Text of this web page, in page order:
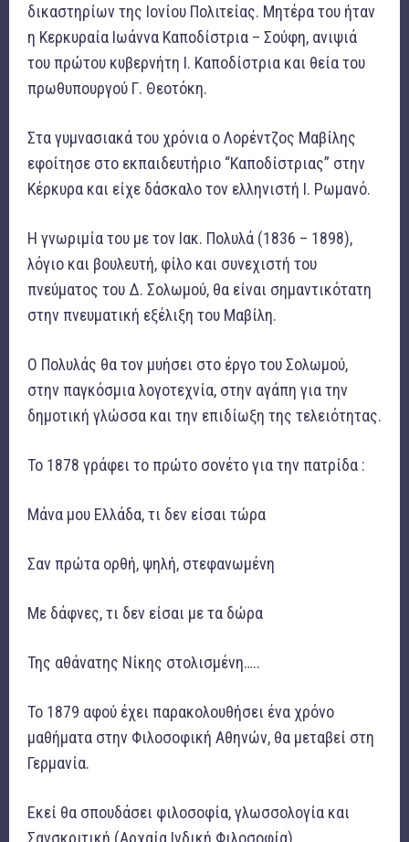
δικαστηρίων της Ιονίου Πολιτείας. Μητέρα του ήταν
η Κερκυραία Ιωάννα Καποδίστρια – Σούφη, ανιψιά
του πρώτου κυβερνήτη Ι. Καποδίστρια και θεία του
πρωθυπουργού Γ. Θεοτόκη.
Στα γυμνασιακά του χρόνια ο Λορέντζος Μαβίλης
εφοίτησε στο εκπαιδευτήριο “Καποδίστριας” στην
Κέρκυρα και είχε δάσκαλο τον ελληνιστή Ι. Ρωμανό.
Η γνωριμία του με τον Ιακ. Πολυλά (1836 – 1898),
λόγιο και βουλευτή, φίλο και συνεχιστή του
πνεύματος του Δ. Σολωμού, θα είναι σημαντικότατη
στην πνευματική εξέλιξη του Μαβίλη.
Ο Πολυλάς θα τον μυήσει στο έργο του Σολωμού,
στην παγκόσμια λογοτεχνία, στην αγάπη για την
δημοτική γλώσσα και την επιδίωξη της τελειότητας.
Το 1878 γράφει το πρώτο σονέτο για την πατρίδα :
Μάνα μου Ελλάδα, τι δεν είσαι τώρα
Σαν πρώτα ορθή, ψηλή, στεφανωμένη
Με δάφνες, τι δεν είσαι με τα δώρα
Της αθάνατης Νίκης στολισμένη…..
Το 1879 αφού έχει παρακολουθήσει ένα χρόνο
μαθήματα στην Φιλοσοφική Αθηνών, θα μεταβεί στη
Γερμανία.
Εκεί θα σπουδάσει φιλοσοφία, γλωσσολογία και
Σανσκριτική (Αρχαία Ινδική Φιλοσοφία).